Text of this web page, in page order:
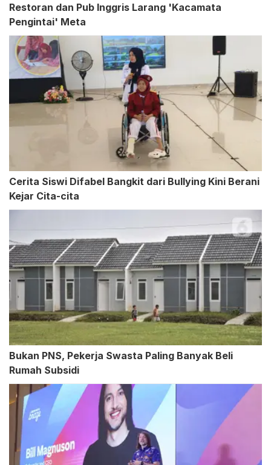
Restoran dan Pub Inggris Larang 'Kacamata
Pengintai' Meta
Cerita Siswi Difabel Bangkit dari Bullying Kini Berani
Kejar Cita-cita
Bukan PNS, Pekerja Swasta Paling Banyak Beli
Rumah Subsidi